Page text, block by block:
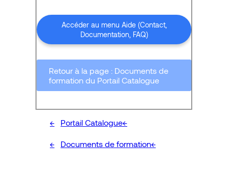
Accéder au menu Aide (Contact,
Documentation, FAQ)
Retour à la page : Documents de
formation du Portail Catalogue
Portail Catalogue
Documents de formation